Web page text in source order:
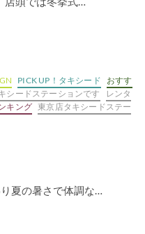
PICK UP！タキシード
おすす
シードステーションです
レンタ
キング 東京店タキシードステー
夏の暑さで体調な…